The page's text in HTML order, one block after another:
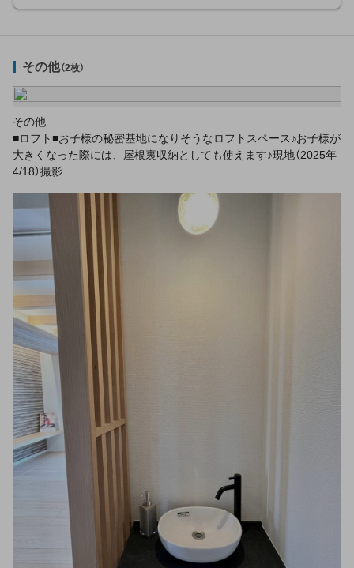
その他（2枚）
その他
■ロフト■お子様の秘密基地になりそうなロフトスペース♪お子様が
大きくなった際には、屋根裏収納としても使えます♪現地（2025年
4/18）撮影